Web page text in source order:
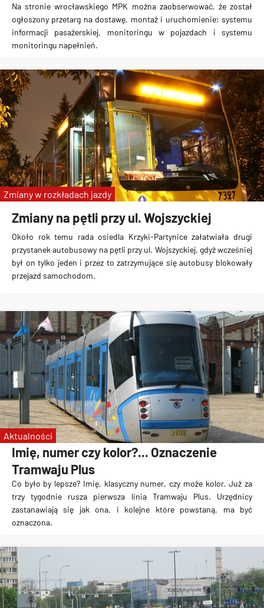
Na stronie wrocławskiego MPK można zaobserwować, że został
ogłoszony przetarg na dostawę, montaż i uruchomienie: systemu
informacji pasażerskiej, monitoringu w pojazdach i systemu
monitoringu napełnień.
Zmiany na pętli przy ul. Wojszyckiej
Około rok temu rada osiedla Krzyki-Partynice załatwiała drugi
przystanek autobusowy na pętli przy ul. Wojszyckiej, gdyż wcześniej
był on tylko jeden i przez to zatrzymujące się autobusy blokowały
przejazd samochodom.
Zmiany w rozkładach jazdy
Imię, numer czy kolor?... Oznaczenie
Tramwaju Plus
Co było by lepsze? Imię, klasyczny numer, czy może kolor. Już za
trzy tygodnie rusza pierwsza linia Tramwaju Plus. Urzędnicy
zastanawiają się jak ona, i kolejne które powstaną, ma być
oznaczona.
Aktualności